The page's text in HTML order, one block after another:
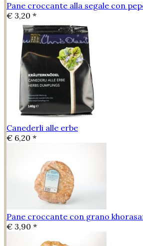
Pane croccante alla segale con
€ 3,20 *
Canederli alle erbe
€ 6,20 *
Pane croccante con grano
€ 3,90 *